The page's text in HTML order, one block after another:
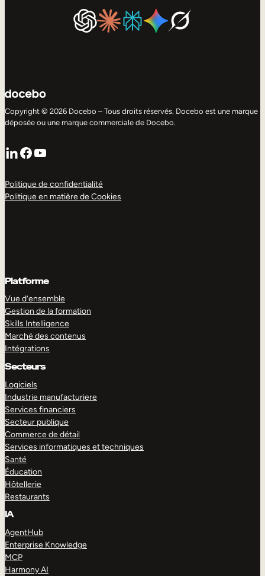
Copyright © 2026 Docebo – Tous droits réservés. Docebo est une marque
déposée ou une marque commerciale de Docebo.
LinkedIn
Facebook
YouTube
Politique de confidentialité
Politique en matière de Cookies
Platforme
Vue d’ensemble
Gestion de la formation
Skills Intelligence
Marché des contenus
Intégrations
Secteurs
Logiciels
Industrie manufacturiere
Services financiers
Secteur publique
Commerce de détail
Services informatiques et techniques
Santé
Éducation
Hôtellerie
Restaurants
IA
AgentHub
Enterprise Knowledge
MCP
Harmony AI